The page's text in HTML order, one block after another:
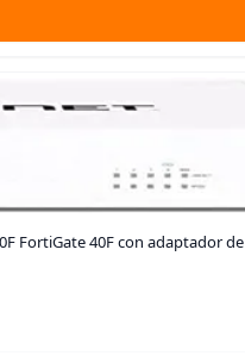
FortiGate 40F con adaptador de